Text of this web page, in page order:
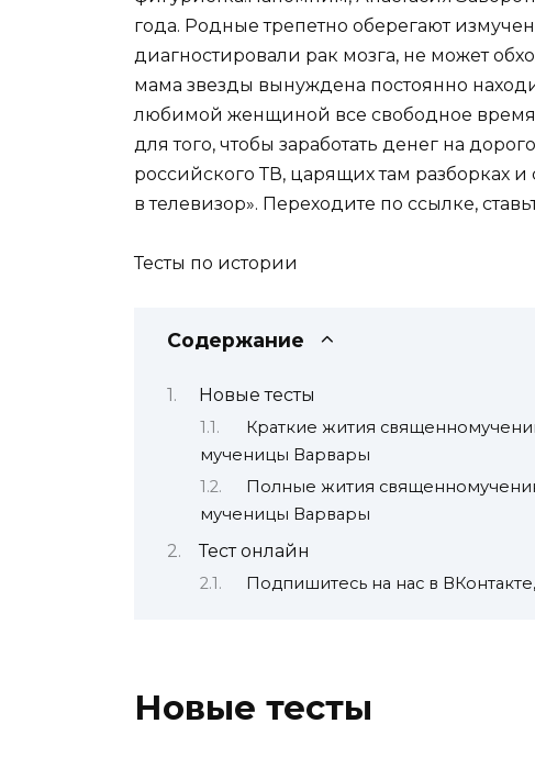
года. Родные трепетно оберегают
диагностировали рак мозга, не может
мама звезды вынуждена постоянно
любимой женщиной все свободное время.
для того, чтобы заработать денег на
российского ТВ, царящих там разборках и
в телевизор». Переходите по ссылке,
Тесты по истории
Содержание
Новые тесты
Краткие жития
мученицы Варвары
Полные жития
мученицы Варвары
Тест онлайн
Подпишитесь на нас в
Новые тесты